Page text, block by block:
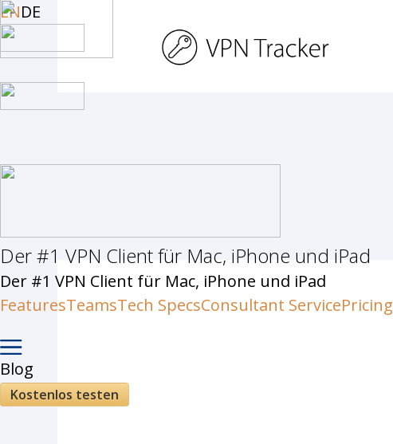
ENDE
Der #1 VPN Client für Mac, iPhone und iPad
Der #1 VPN Client für Mac, iPhone und iPad
FeaturesTeamsTech SpecsConsultant ServicePricing
Blog
Kostenlos testen
Skip
to
main
content
Hit enter to search or ESC to close